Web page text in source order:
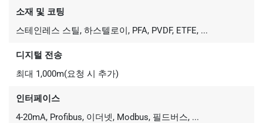
소재 및 코팅
스테인레스 스틸, 하스텔로이, PFA, PVDF, ETFE, ...
디지털 전송
최대 1,000m(요청 시 추가)
인터페이스
4-20mA, Profibus, 이더넷, Modbus, 필드버스, ...